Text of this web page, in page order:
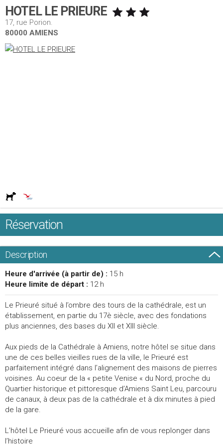
HOTEL LE PRIEURE
17, rue Porion.
80000 AMIENS
Réservation
Description
Heure d'arrivée (à partir de) : 15 h
Heure limite de départ : 12 h
Le Prieuré situé à l’ombre des tours de la cathédrale, est un
établissement, en partie du 17è siècle, avec des fondations
plus anciennes, des bases du XII et XIII siècle.
Aux pieds de la Cathédrale à Amiens, notre hôtel se situe dans
une de ces belles vieilles rues de la ville, le Prieuré est
parfaitement intégré dans l’alignement des maisons de pierres
voisines. Au coeur de la « petite Venise « du Nord, proche du
Quartier historique et pittoresque d’Amiens Saint Leu, parcouru
de canaux, à deux pas de la cathédrale et à dix minutes à pied
de la gare.
L’hôtel Le Prieuré vous accueille afin de vous replonger dans
l’histoire